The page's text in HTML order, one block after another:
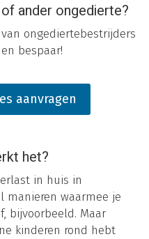
ander ongedierte?
ongediertebestrijders
bespaar!
aanvragen
het?
in huis in
manieren waarmee je
bijvoorbeeld. Maar
kinderen rond hebt